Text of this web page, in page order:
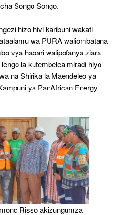
Songo Songo.
hizo hivi karibuni wakati
wa PURA waliombatana
vya habari walipofanya ziara
la kutembelea miradi hiyo
na Shirika la Maendeleo ya
ya PanAfrican Energy
Risso akizungumza